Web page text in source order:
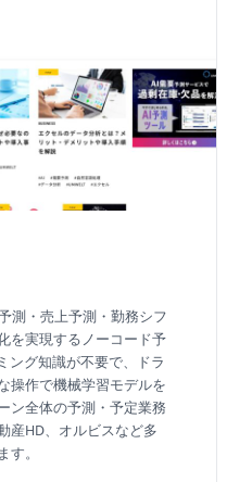
測・売上予測・勤務シフ
を実現するノーコード予
ング知識が不要で、ドラ
操作で機械学習モデルを
ン全体の予測・予定業務
産HD、オルビスなど多
。